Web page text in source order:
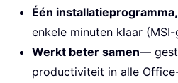
Één
enkele minuten klaar
Werkt beter samen—
productiviteit in alle